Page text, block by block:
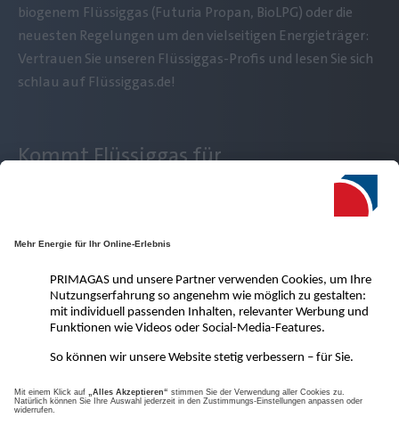
Kommt Flüssiggas für
VoraussetzungsCheck
Kontakt
biogenem Flüssiggas (Futuria Propan, BioLPG) oder die
neuesten Regelungen um den vielseitigen Energieträger:
Vertrauen Sie unseren Flüssiggas-Profis und lesen Sie sich
schlau auf Flüssiggas.de!